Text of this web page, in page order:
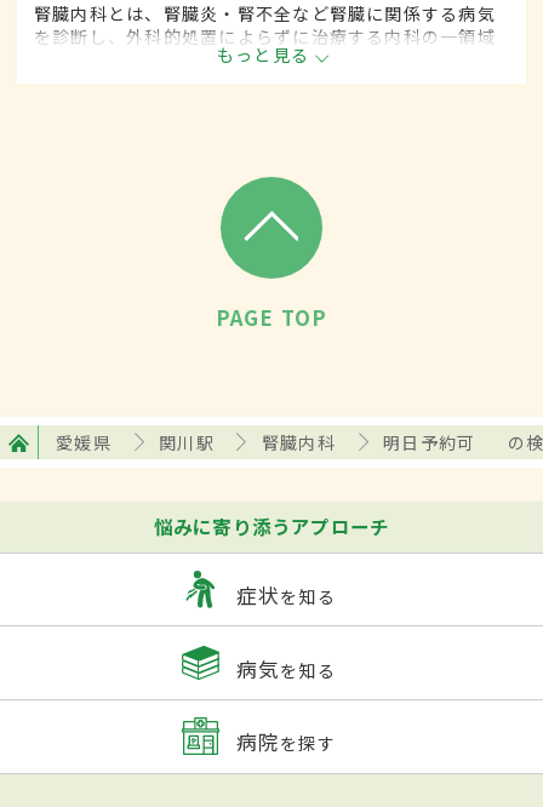
腎臓内科とは、腎臓炎・腎不全など腎臓に関係する病気
を診断し、外科的処置によらずに治療する内科の一領域
もっと見る
PAGE TOP
愛媛県 関川駅 腎臓内科 明日予約可 の
悩みに寄り添うアプローチ
症状を知る
病気を知る
病院を探す